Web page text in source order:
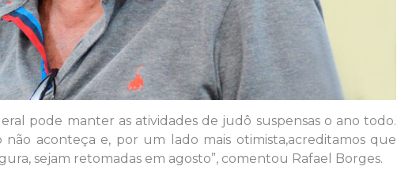
pode manter as atividades de judô suspensas o ano todo.
não aconteça e, por um lado mais otimista,acreditamos que
sejam retomadas em agosto”, comentou Rafael Borges.